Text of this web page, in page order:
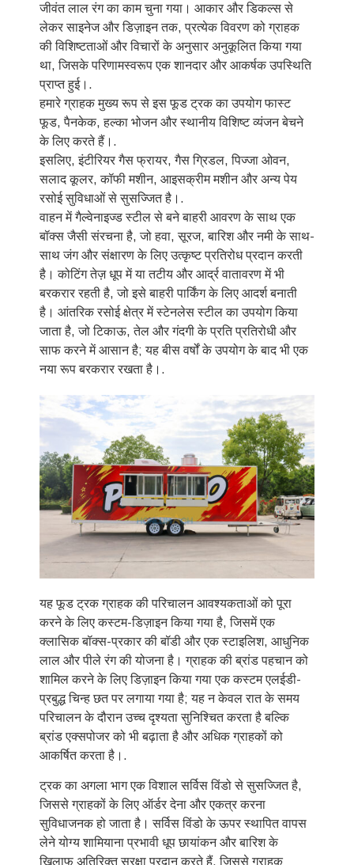
जीवंत लाल रंग का काम चुना गया। आकार और डिकल्स से
लेकर साइनेज और डिज़ाइन तक, प्रत्येक विवरण को ग्राहक
की विशिष्टताओं और विचारों के अनुसार अनुकूलित किया गया
था, जिसके परिणामस्वरूप एक शानदार और आकर्षक उपस्थिति
प्राप्त हुई।.
हमारे ग्राहक मुख्य रूप से इस फूड ट्रक का उपयोग फास्ट
फूड, पैनकेक, हल्का भोजन और स्थानीय विशिष्ट व्यंजन बेचने
के लिए करते हैं।.
इसलिए, इंटीरियर गैस फ्रायर, गैस ग्रिडल, पिज्जा ओवन,
सलाद कूलर, कॉफी मशीन, आइसक्रीम मशीन और अन्य पेय
रसोई सुविधाओं से सुसज्जित है।.
वाहन में गैल्वेनाइज्ड स्टील से बने बाहरी आवरण के साथ एक
बॉक्स जैसी संरचना है, जो हवा, सूरज, बारिश और नमी के साथ-
साथ जंग और संक्षारण के लिए उत्कृष्ट प्रतिरोध प्रदान करती
है। कोटिंग तेज़ धूप में या तटीय और आर्द्र वातावरण में भी
बरकरार रहती है, जो इसे बाहरी पार्किंग के लिए आदर्श बनाती
है। आंतरिक रसोई क्षेत्र में स्टेनलेस स्टील का उपयोग किया
जाता है, जो टिकाऊ, तेल और गंदगी के प्रति प्रतिरोधी और
साफ करने में आसान है; यह बीस वर्षों के उपयोग के बाद भी एक
नया रूप बरकरार रखता है।.
यह फूड ट्रक ग्राहक की परिचालन आवश्यकताओं को पूरा
करने के लिए कस्टम-डिज़ाइन किया गया है, जिसमें एक
क्लासिक बॉक्स-प्रकार की बॉडी और एक स्टाइलिश, आधुनिक
लाल और पीले रंग की योजना है। ग्राहक की ब्रांड पहचान को
शामिल करने के लिए डिज़ाइन किया गया एक कस्टम एलईडी-
प्रबुद्ध चिन्ह छत पर लगाया गया है; यह न केवल रात के समय
परिचालन के दौरान उच्च दृश्यता सुनिश्चित करता है बल्कि
ब्रांड एक्सपोजर को भी बढ़ाता है और अधिक ग्राहकों को
आकर्षित करता है।.
ट्रक का अगला भाग एक विशाल सर्विस विंडो से सुसज्जित है,
जिससे ग्राहकों के लिए ऑर्डर देना और एकत्र करना
सुविधाजनक हो जाता है। सर्विस विंडो के ऊपर स्थापित वापस
लेने योग्य शामियाना प्रभावी धूप छायांकन और बारिश के
खिलाफ अतिरिक्त सुरक्षा प्रदान करते हैं, जिससे ग्राहक